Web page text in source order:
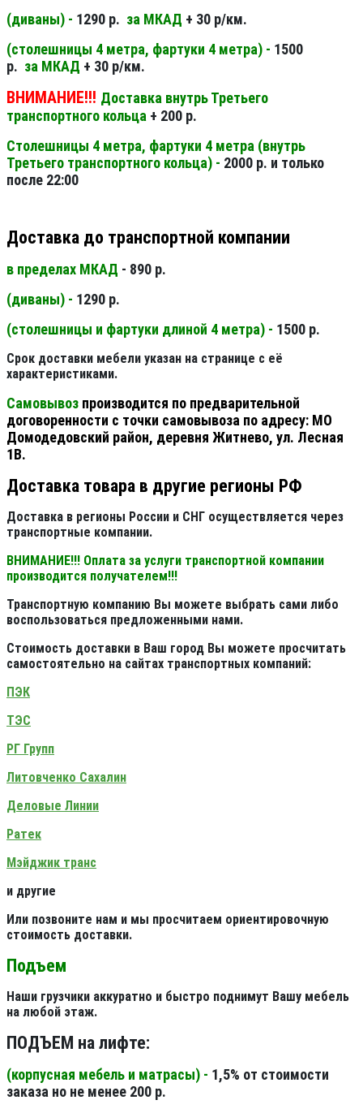
(диваны) - 1290 р. за МКАД + 30 р/км.
(столешницы 4 метра, фартуки 4 метра) - 1500
р. за МКАД + 30 р/км.
ВНИМАНИЕ!!! Доставка внутрь Третьего
транспортного кольца + 200 р.
Столешницы 4 метра, фартуки 4 метра (внутрь
Третьего транспортного кольца) - 2000 р. и только
после 22:00
Доставка до транспортной компании
в пределах МКАД - 890 р.
(диваны) - 1290 р.
(столешницы и фартуки длиной 4 метра) - 1500 р.
Срок доставки мебели указан на странице с её
характеристиками.
Самовывоз производится по предварительной
договоренности с точки самовывоза по адресу: МО
Домодедовский район, деревня Житнево, ул. Лесная
1В.
Доставка товара в другие регионы РФ
Доставка в регионы России и СНГ осуществляется через
транспортные компании.
ВНИМАНИЕ!!! Оплата за услуги транспортной компании
производится получателем!!!
Транспортную компанию Вы можете выбрать сами либо
воспользоваться предложенными нами.
Стоимость доставки в Ваш город Вы можете просчитать
самостоятельно на сайтах транспортных компаний:
ПЭК
ТЭС
РГ Групп
Литовченко Сахалин
Деловые Линии
Ратек
Мэйджик транс
и другие
Или позвоните нам и мы просчитаем ориентировочную
стоимость доставки.
Подъем
Наши грузчики аккуратно и быстро поднимут Вашу мебель
на любой этаж.
ПОДЪЕМ на лифте:
(корпусная мебель и матрасы) - 1,5% от стоимости
заказа но не менее 200 р.